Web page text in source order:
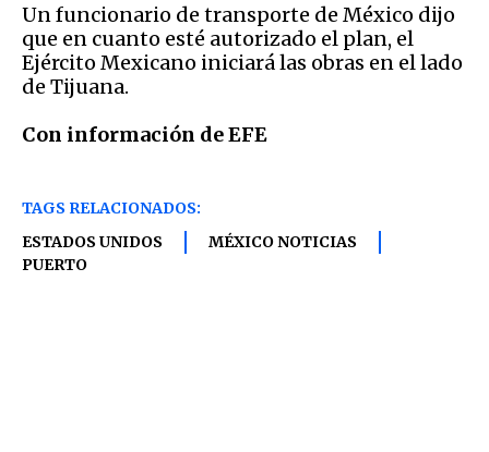
Un funcionario de transporte de México dijo
que en cuanto esté autorizado el plan, el
Ejército Mexicano iniciará las obras en el lado
de Tijuana.
Con información de EFE
TAGS RELACIONADOS:
ESTADOS UNIDOS
MÉXICO NOTICIAS
PUERTO